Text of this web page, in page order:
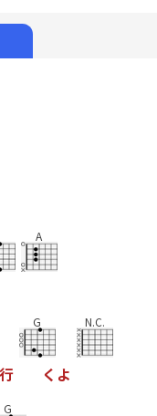
A
G
く よ
N.C.
G